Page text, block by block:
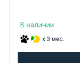
В наличии
x 3 мес.